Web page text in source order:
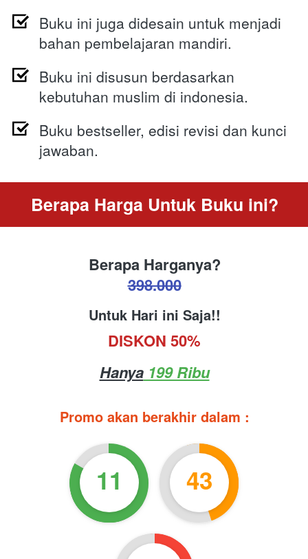
Buku ini juga didesain untuk menjadi
bahan pembelajaran mandiri.
Buku ini disusun berdasarkan
kebutuhan muslim di indonesia.
Buku bestseller, edisi revisi dan kunci
jawaban.
Berapa Harga Untuk Buku ini?
Berapa Harganya?
398.000
Untuk Hari ini Saja!!
DISKON 50%
Hanya 199 Ribu
Promo akan berakhir dalam :
11 43